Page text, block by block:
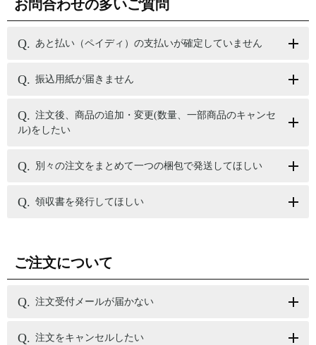
お問合わせの多いご質問
あと払い（ペイディ）の支払いが確定していません
振込用紙が届きません
注文後、商品の追加・変更(数量、一部商品のキャンセ
ル)をしたい
別々の注文をまとめて一つの梱包で発送してほしい
領収書を発行してほしい
ご注文について
注文受付メールが届かない
注文をキャンセルしたい